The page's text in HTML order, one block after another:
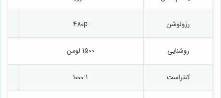
رزولوشن 480p
روشنایی 1500 لومن
کنتراست 1000:1